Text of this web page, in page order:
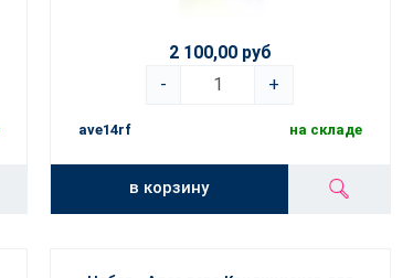
2 100,00 руб
-
+
ave14rf на складе
в корзину